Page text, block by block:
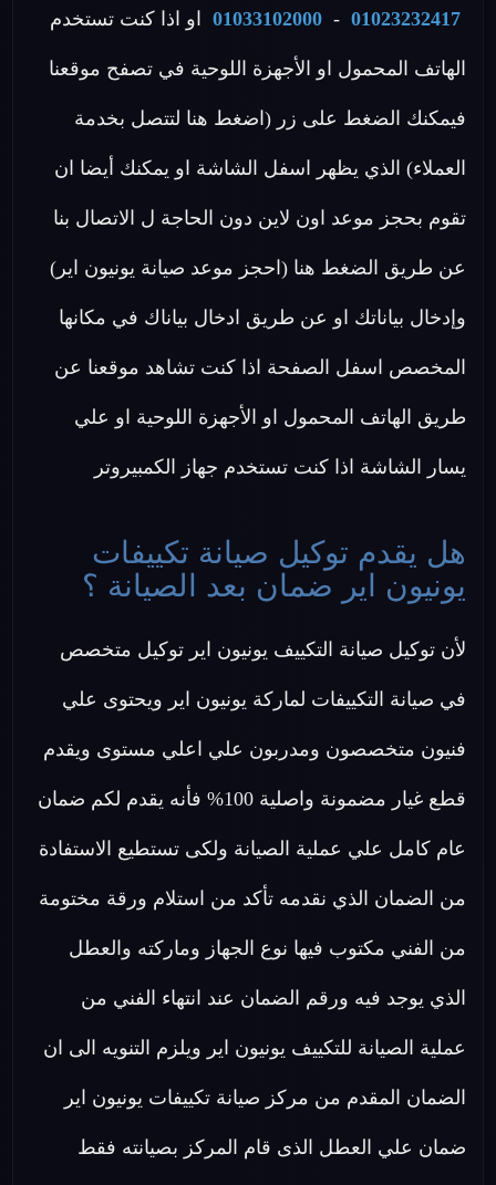
01023232417
-
01033102000 او اذا كنت تستخدم
الهاتف المحمول او الأجهزة اللوحية في تصفح موقعنا
فيمكنك الضغط على زر (اضغط هنا لتتصل بخدمة
العملاء) الذي يظهر اسفل الشاشة او يمكنك أيضا ان
تقوم بحجز موعد اون لاين دون الحاجة ل الاتصال بنا
عن طريق الضغط هنا (احجز موعد صيانة يونيون اير)
وإدخال بياناتك او عن طريق ادخال بياناك في مكانها
المخصص اسفل الصفحة اذا كنت تشاهد موقعنا عن
طريق الهاتف المحمول او الأجهزة اللوحية او علي
يسار الشاشة اذا كنت تستخدم جهاز الكمبيروتر
هل يقدم توكيل صيانة تكييفات
يونيون اير ضمان بعد الصيانة ؟
لأن توكيل صيانة التكييف يونيون اير توكيل متخصص
في صيانة التكييفات لماركة يونيون اير ويحتوى علي
فنيون متخصصون ومدربون علي اعلي مستوى ويقدم
قطع غيار مضمونة واصلية 100% فأنه يقدم لكم ضمان
عام كامل علي عملية الصيانة ولكى تستطيع الاستفادة
من الضمان الذي نقدمه تأكد من استلام ورقة مختومة
من الفني مكتوب فيها نوع الجهاز وماركته والعطل
الذي يوجد فيه ورقم الضمان عند انتهاء الفني من
عملية الصيانة للتكييف يونيون اير ويلزم التنويه الى ان
الضمان المقدم من مركز صيانة تكييفات يونيون اير
ضمان علي العطل الذى قام المركز بصيانته فقط